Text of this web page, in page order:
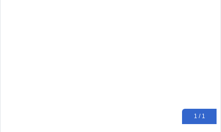
1 / 1